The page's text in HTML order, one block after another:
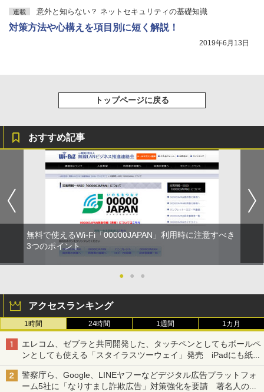
連載 意外と知らない？ ネットセキュリティの基礎知識
対策方法や心構えを項目別に短く解説！
2019年6月13日
トップページに戻る
おすすめ記事
無料で使えるWi-Fi「00000JAPAN」利用時に注意すべき
3つのポイント
● ● ●
アクセスランキング
1時間 24時間 1週間 1カ月
エレコム、ゼブラと共同開発した、タッチペンとしてもボールペ
ンとしても使える「スタイラスツーウェイ」発売 iPadにも紙に
も、持ち替えずに書き込める
警察庁ら、Google、LINEヤフーなどデジタル広告プラットフォ
ーム5社に「なりすまし詐欺広告」対策強化を要請 著名人の写